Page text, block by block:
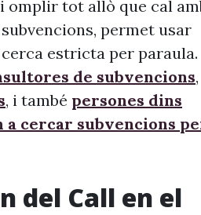
omplir tot allò que cal
permet usar
estricta per paraula.
de subvencions,
, i també persones dins
a cercar subvencions
del Call en el